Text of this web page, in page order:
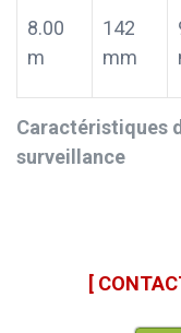
Caractéristiques
surveillance
8.00
m
142
mm
[